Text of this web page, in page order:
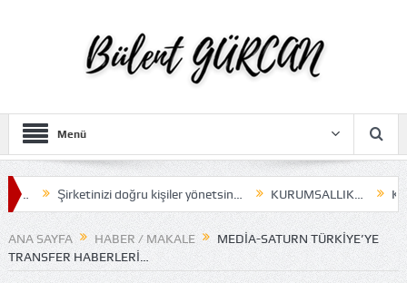
Menü
Şirketinizi doğru kişiler yönetsin… KURUMSALLIK… Karar
ANA SAYFA HABER / MAKALE
MEDIA-SATURN TÜRKIYE’YE
TRANSFER HABERLERI…